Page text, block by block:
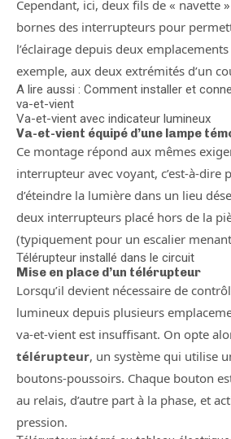
Cependant, ici, deux fils de « navette
bornes des interrupteurs pour
l’éclairage depuis deux
exemple, aux deux extrémités d’un
A lire aussi : Comment installer et
va-et-vient
Va-et-vient avec indicateur lumineux
Va-et-vient équipé d’une lampe
Ce montage répond aux mêmes
interrupteur avec voyant, c’est-à-dire
d’éteindre la lumière dans un lieu
deux interrupteurs placé hors de la
(typiquement pour un escalier
Télérupteur installé dans le circuit
Mise en place d’un télérupteur
Lorsqu’il devient nécessaire de
lumineux depuis plusieurs
va-et-vient est insuffisant. On opte
télérupteur, un système qui utilise
boutons-poussoirs. Chaque bouton
au relais, d’autre part à la phase, et
pression.